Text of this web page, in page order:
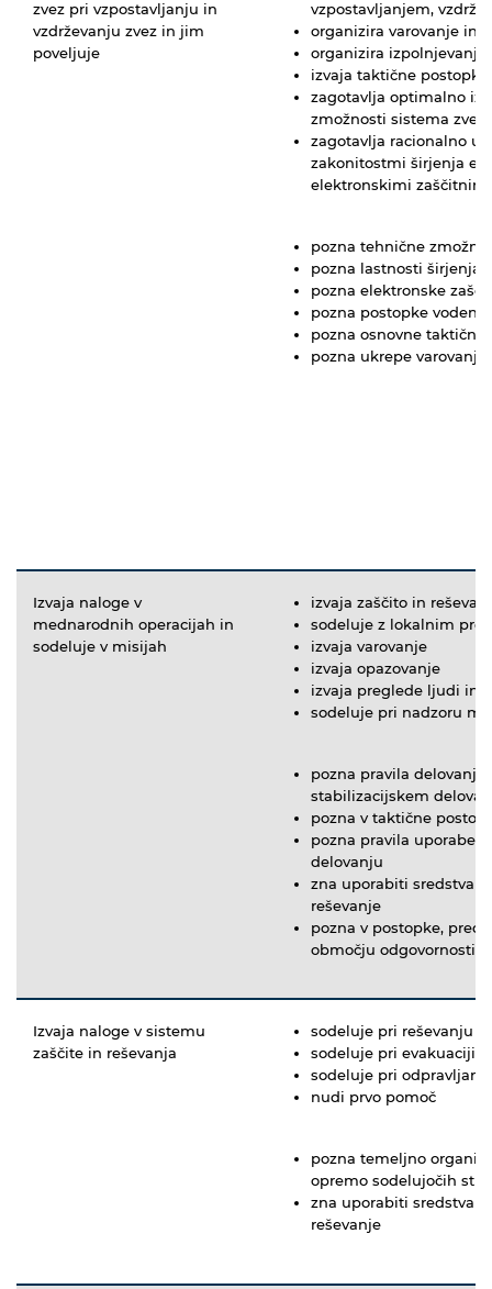
zvez pri vzpostavljanju in
vzdrževanju zvez in jim
poveljuje
vzpostavljanjem,
organizira varovanje in
organizira izpolnjevanje
izvaja taktične postopke
zagotavlja optimalno
zmožnosti sistema zvez
zagotavlja racionalno
zakonitostmi širjenja
elektronskimi
pozna tehnične
pozna lastnosti širjenja
pozna elektronske
pozna postopke
pozna osnovne taktične
pozna ukrepe varovanja
Izvaja naloge v
mednarodnih operacijah in
sodeluje v misijah
izvaja zaščito in
sodeluje z lokalnim
izvaja varovanje
izvaja opazovanje
izvaja preglede ljudi in
sodeluje pri nadzoru
pozna pravila delovanja
stabilizacijskem
pozna v taktične
pozna pravila uporabe
delovanju
zna uporabiti sredstva
reševanje
pozna v postopke,
območju odgovornosti
Izvaja naloge v sistemu
zaščite in reševanja
sodeluje pri reševanju
sodeluje pri evakuaciji
sodeluje pri
nudi prvo pomoč
pozna temeljno
opremo sodelujočih
zna uporabiti sredstva
reševanje